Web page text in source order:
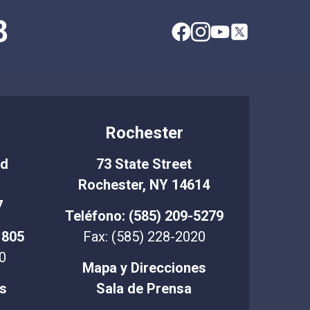
Rochester
73 State Street
Rochester, NY 14614
Teléfono: (585) 209-5279
Fax: (585) 228-2020
Mapa y Direcciones
Sala de Prensa